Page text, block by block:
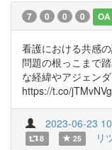
7 0 0 0 OA
看護における共感
問題の根っこまで
な経緯やアジェン
https://t.co/
2023-06-23
8 25 リ